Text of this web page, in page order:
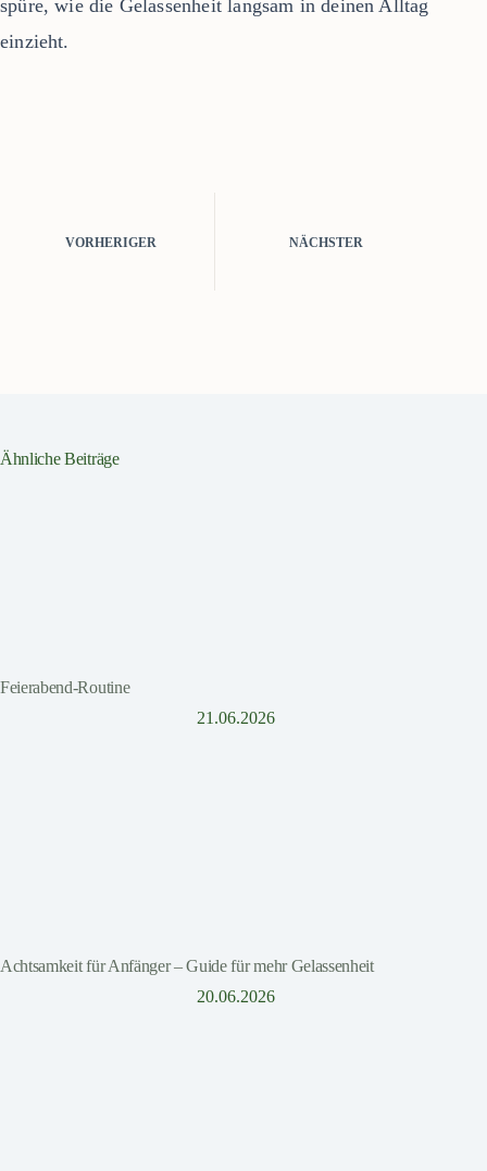
spüre, wie die Gelassenheit langsam in deinen Alltag
einzieht.
VORHERIGER NÄCHSTER
Ähnliche Beiträge
Feierabend-Routine
21.06.2026
Achtsamkeit für Anfänger – Guide für mehr Gelassenheit
20.06.2026